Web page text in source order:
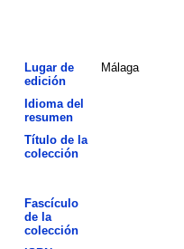
Lugar de
edición
Málaga
Idioma del
resumen
Título de la
colección
Fascículo
de la
colección